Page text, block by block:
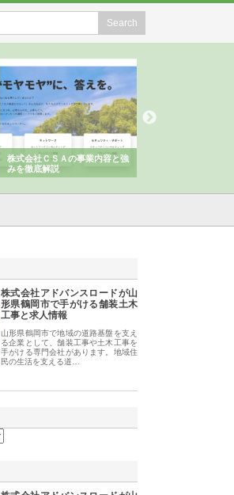
株式会社ＣＳＡの事業内容と強
みを徹底解説
株式会社アドバンスロードが山
形県鶴岡市で手がける舗装土木
工事と求人情報
山形県鶴岡市で地域の道路基盤を支え
る企業として、舗装工事や土木工事を
手がける専門会社があります。地域住
民の生活を支える道…